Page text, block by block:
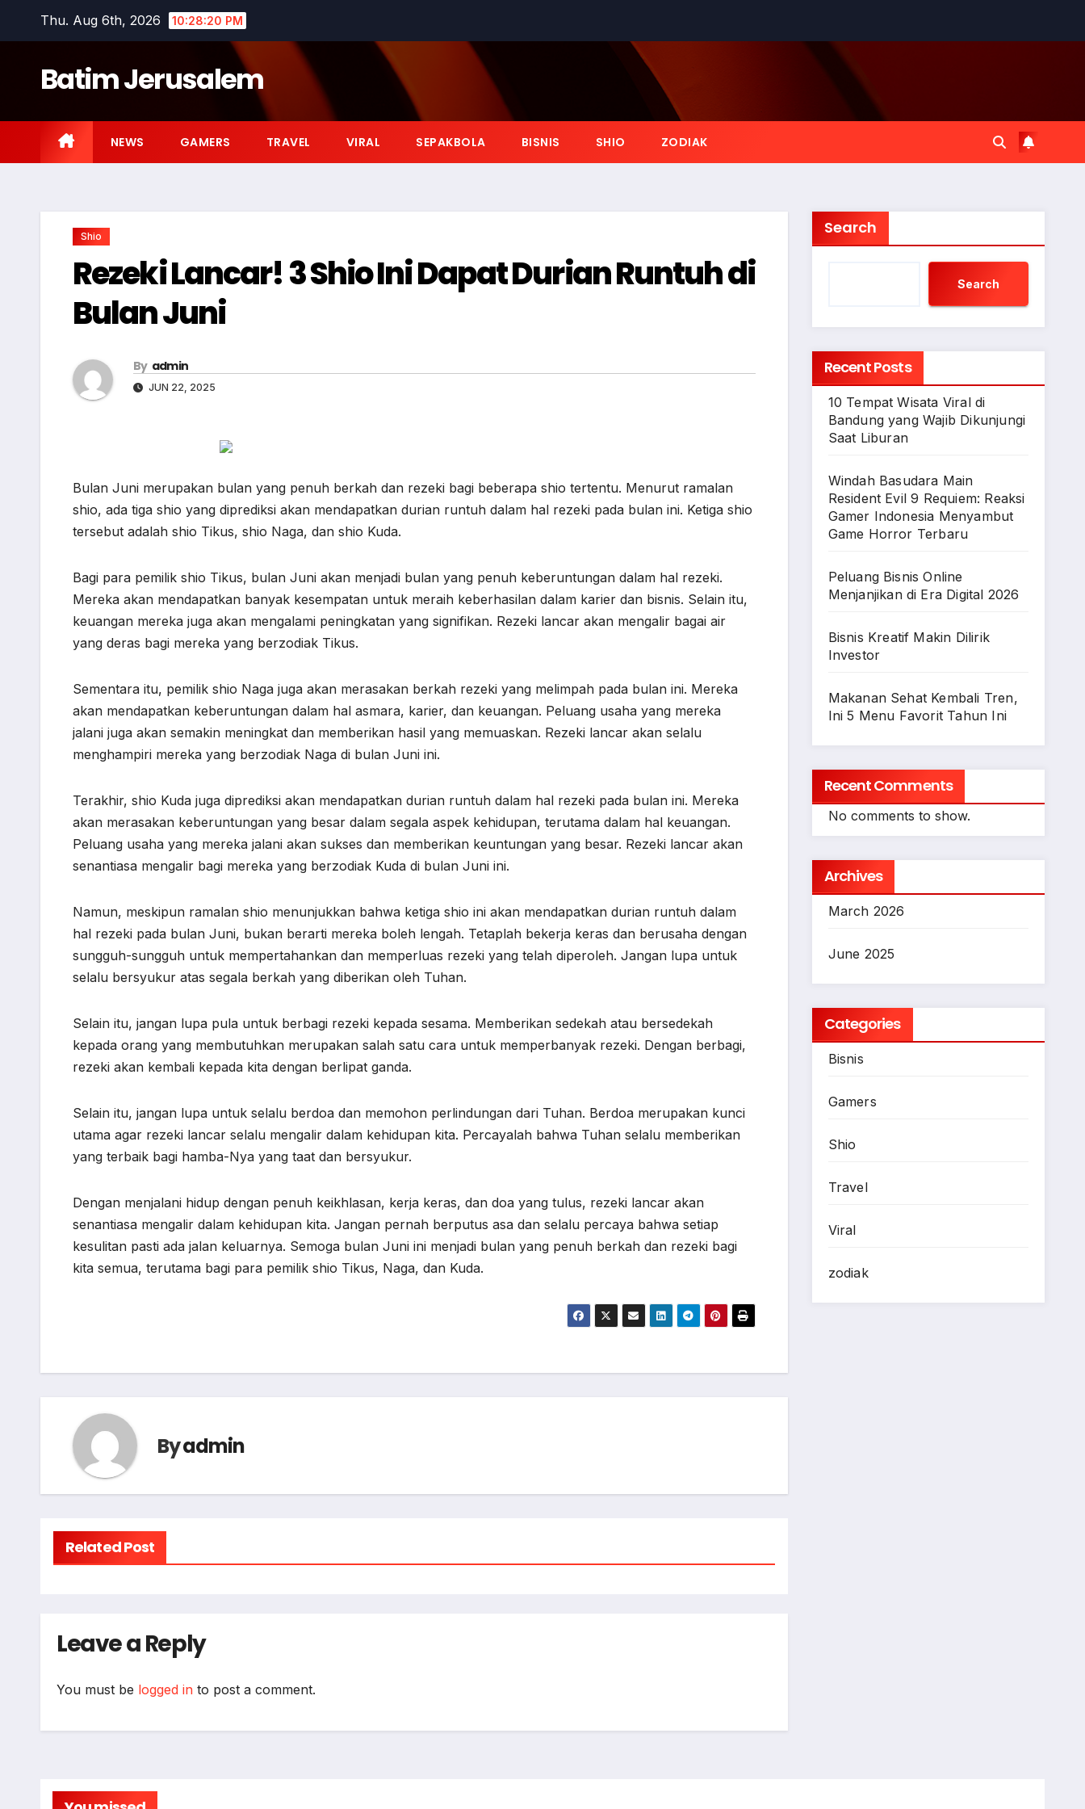
Thu. Aug 6th, 2026 10:28:20 PM
Batim Jerusalem
NEWS GAMERS TRAVEL VIRAL SEPAKBOLA BISNIS SHIO ZODIAK
Shio
Rezeki Lancar! 3 Shio Ini Dapat Durian Runtuh di
Bulan Juni
By admin
JUN 22, 2025
Bulan Juni merupakan bulan yang penuh berkah dan rezeki bagi beberapa shio tertentu. Menurut ramalan
shio, ada tiga shio yang diprediksi akan mendapatkan durian runtuh dalam hal rezeki pada bulan ini. Ketiga shio
tersebut adalah shio Tikus, shio Naga, dan shio Kuda.
Bagi para pemilik shio Tikus, bulan Juni akan menjadi bulan yang penuh keberuntungan dalam hal rezeki.
Mereka akan mendapatkan banyak kesempatan untuk meraih keberhasilan dalam karier dan bisnis. Selain itu,
keuangan mereka juga akan mengalami peningkatan yang signifikan. Rezeki lancar akan mengalir bagai air
yang deras bagi mereka yang berzodiak Tikus.
Sementara itu, pemilik shio Naga juga akan merasakan berkah rezeki yang melimpah pada bulan ini. Mereka
akan mendapatkan keberuntungan dalam hal asmara, karier, dan keuangan. Peluang usaha yang mereka
jalani juga akan semakin meningkat dan memberikan hasil yang memuaskan. Rezeki lancar akan selalu
menghampiri mereka yang berzodiak Naga di bulan Juni ini.
Terakhir, shio Kuda juga diprediksi akan mendapatkan durian runtuh dalam hal rezeki pada bulan ini. Mereka
akan merasakan keberuntungan yang besar dalam segala aspek kehidupan, terutama dalam hal keuangan.
Peluang usaha yang mereka jalani akan sukses dan memberikan keuntungan yang besar. Rezeki lancar akan
senantiasa mengalir bagi mereka yang berzodiak Kuda di bulan Juni ini.
Namun, meskipun ramalan shio menunjukkan bahwa ketiga shio ini akan mendapatkan durian runtuh dalam
hal rezeki pada bulan Juni, bukan berarti mereka boleh lengah. Tetaplah bekerja keras dan berusaha dengan
sungguh-sungguh untuk mempertahankan dan memperluas rezeki yang telah diperoleh. Jangan lupa untuk
selalu bersyukur atas segala berkah yang diberikan oleh Tuhan.
Selain itu, jangan lupa pula untuk berbagi rezeki kepada sesama. Memberikan sedekah atau bersedekah
kepada orang yang membutuhkan merupakan salah satu cara untuk memperbanyak rezeki. Dengan berbagi,
rezeki akan kembali kepada kita dengan berlipat ganda.
Selain itu, jangan lupa untuk selalu berdoa dan memohon perlindungan dari Tuhan. Berdoa merupakan kunci
utama agar rezeki lancar selalu mengalir dalam kehidupan kita. Percayalah bahwa Tuhan selalu memberikan
yang terbaik bagi hamba-Nya yang taat dan bersyukur.
Dengan menjalani hidup dengan penuh keikhlasan, kerja keras, dan doa yang tulus, rezeki lancar akan
senantiasa mengalir dalam kehidupan kita. Jangan pernah berputus asa dan selalu percaya bahwa setiap
kesulitan pasti ada jalan keluarnya. Semoga bulan Juni ini menjadi bulan yang penuh berkah dan rezeki bagi
kita semua, terutama bagi para pemilik shio Tikus, Naga, dan Kuda.
Byadmin
Related Post
Leave a Reply
You must be logged in to post a comment.
Search
Search
Recent Posts
10 Tempat Wisata Viral di
Bandung yang Wajib Dikunjungi
Saat Liburan
Windah Basudara Main
Resident Evil 9 Requiem: Reaksi
Gamer Indonesia Menyambut
Game Horror Terbaru
Peluang Bisnis Online
Menjanjikan di Era Digital 2026
Bisnis Kreatif Makin Dilirik
Investor
Makanan Sehat Kembali Tren,
Ini 5 Menu Favorit Tahun Ini
Recent Comments
No comments to show.
Archives
March 2026
June 2025
Categories
Bisnis
Gamers
Shio
Travel
Viral
zodiak